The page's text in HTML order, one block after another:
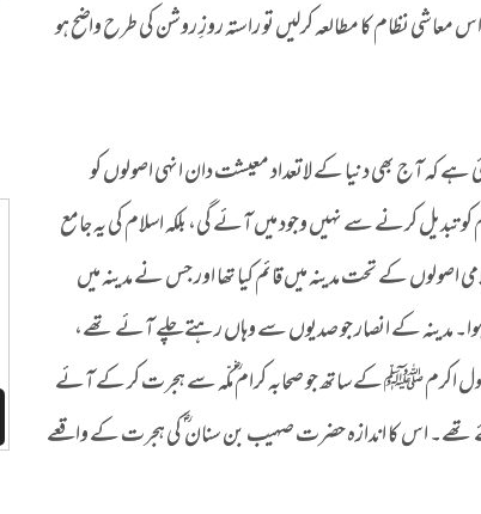
نظام کا مطالعہ کرلیں تو راستہ روزِ روشن کی طرح واضح ہو
کہ آج بھی دنیا کے لاتعداد معیشت دان انہی اصولوں کو
تبدیل کرنے سے نہیں وجود میں آئے گی، بلکہ اسلام کی یہ جامع
کے تحت مدینہ میں قائم کیا تھا اور جس نے مدینہ میں
ہوا۔ مدینہ کے انصار جو صدیوں سے وہاں رہتے چلے آئے تھے،
اکرم ﷺ کے ساتھ جو صحابہ کرام ؓمکّہ سے ہجرت کر کے آئے
تھے۔ اس کا اندازہ حضرت صہیب بن سنان ؓ کی ہجرت کے واقعے